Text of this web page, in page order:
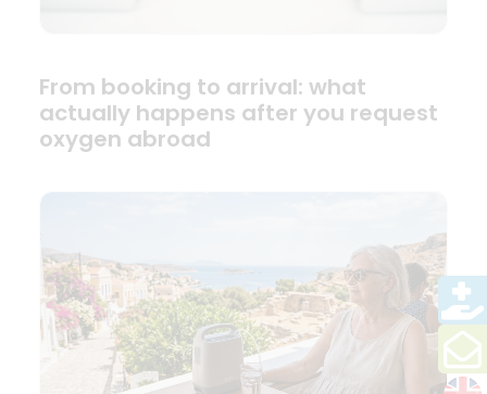
From booking to arrival: what
actually happens after you request
oxygen abroad